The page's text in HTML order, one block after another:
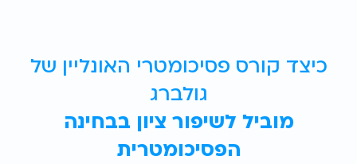
כיצד קורס פסיכומטרי האונליין של
גולברג
מוביל לשיפור ציון בבחינה
הפסיכומטרית